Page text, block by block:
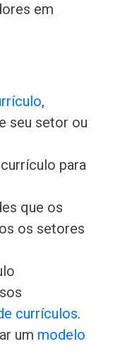
em
,
seu setor ou
para
que os
os setores
currículos.
um modelo